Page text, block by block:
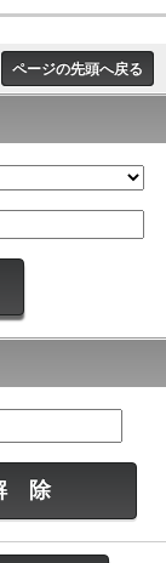
ページの先頭へ戻る